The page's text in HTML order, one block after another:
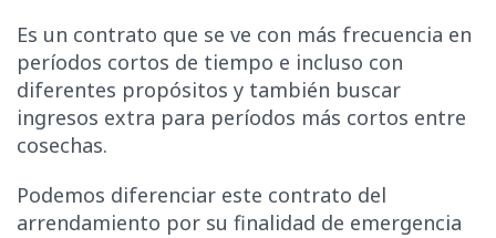
Es un contrato que se ve con más frecuencia en
períodos cortos de tiempo e incluso con
diferentes propósitos y también buscar
ingresos extra para períodos más cortos entre
cosechas.
Podemos diferenciar este contrato del
arrendamiento por su finalidad de emergencia